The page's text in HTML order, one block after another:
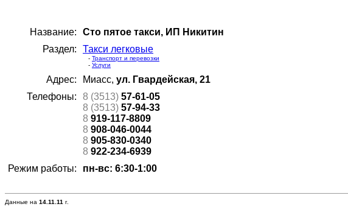
Название:
Сто пятое такси, ИП Никитин
Раздел:
Такси легковые
- Транспорт и перевозки
- Услуги
Адрес: Миасс, ул. Гвардейская, 21
Телефоны:
8 (3513) 57-61-05
8 (3513) 57-94-33
8 919-117-8809
8 908-046-0044
8 905-830-0340
8 922-234-6939
Режим работы:
пн-вс: 6:30-1:00
Данные на 14.11.11 г.